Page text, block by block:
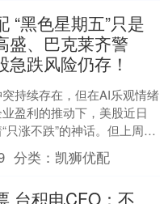
“黑色星期五”只是
盛、巴克莱齐警
急跌风险仍存！
持续存在，但在AI乐观情绪
盈利的推动下，美股近日
只涨不跌”的神话。但上周五
其来的迅猛抛售让投资者措
，华....
分类： 凯狮优配
台积电CFO：不